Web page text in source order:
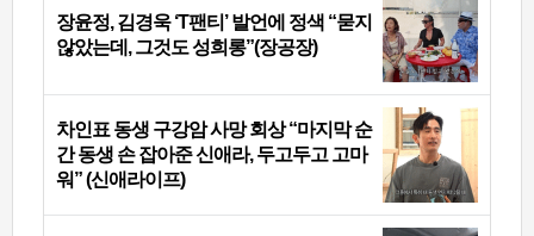
장윤정, 김경욱 ‘T팬티’ 발언에 정색 “묻지
않았는데, 그것도 성희롱”(장공장)
차인표 동생 구강암 사망 회상 “마지막 순
간 동생 손 잡아준 신애라, 두고두고 고마
워” (신애라이프)